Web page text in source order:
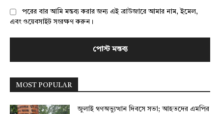
পরের বার আমি মন্তব্য করার জন্য এই ব্রাউজারে আমার নাম, ইমেল,
এবং ওয়েবসাইট সংরক্ষণ করুন।
MOST POPULAR
জুলাই গণঅভ্যুত্থান দিবসে সভা; আহতদের এমপির